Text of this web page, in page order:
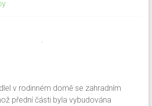
v rodinném domě se zahradním
přední části byla vybudována